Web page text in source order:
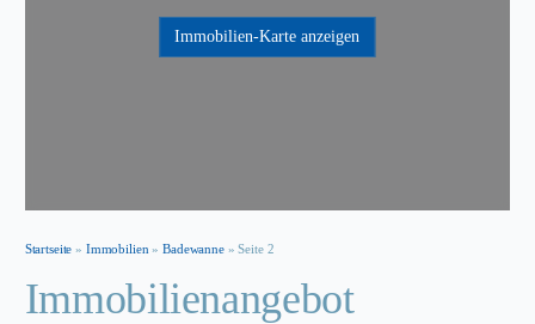
Immobilien-Karte anzeigen
Startseite » Immobilien »Badewanne»Seite 2
Immobilien­angebot